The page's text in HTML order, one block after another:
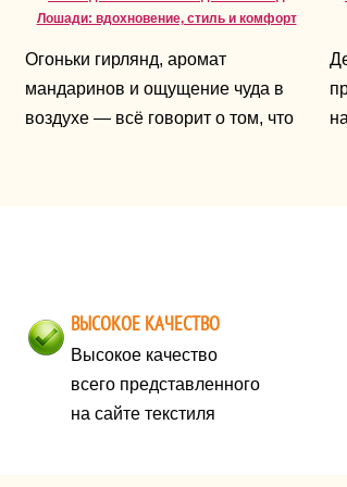
Лошади: вдохновение, стиль и комфорт
Огоньки гирлянд, аромат
мандаринов и ощущение чуда в
воздухе — всё говорит о том, что
ВЫСОКОЕ КАЧЕСТВО
Высокое качество
всего представленного
на сайте текстиля